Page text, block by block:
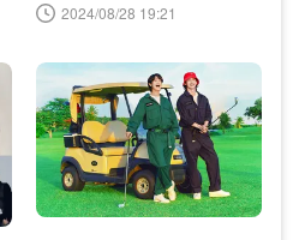
2024/08/28 19:21